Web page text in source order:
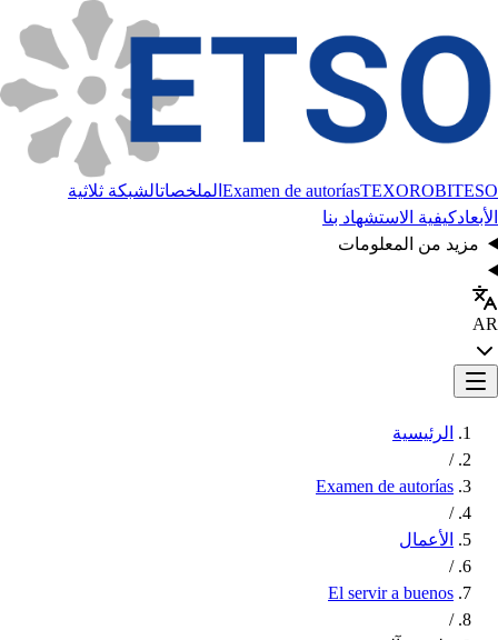
Examen de autoríasTEXOROBITESO الملخصاتالشبكة ثلاثية
الأبعادكيفية الاستشهاد بنا
مزيد من المعلومات
AR
الرئيسية
/
Examen de autorías
/
الأعمال
/
El servir a buenos
/